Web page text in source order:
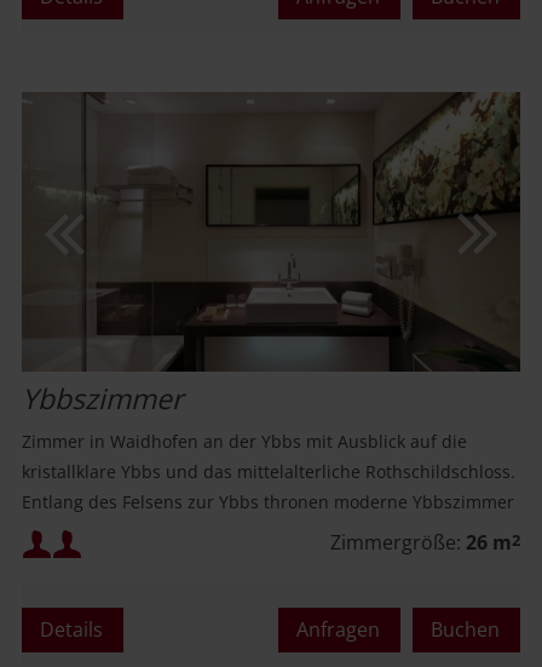
Ybbszimmer
Zimmer in Waidhofen an der Ybbs mit Ausblick auf die
kristallklare Ybbs und das mittelalterliche Rothschildschloss.
Entlang des Felsens zur Ybbs thronen moderne Ybbszimmer
mit geradlinigem Interieur.
Mindestbelegung:
Maximalbelegung:
Zimmergröße: 26 m2
Buchen
Anfragen
Details